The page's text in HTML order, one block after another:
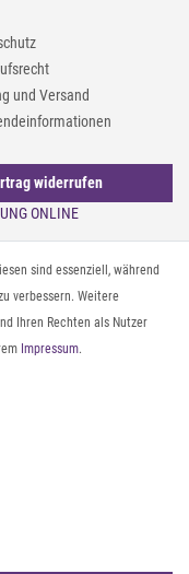
und Versand
widerrufen
ONLINE
& kürzen
& UV-Schutz
Material-Guide
richtig organisieren
sind essenziell, während
verbessern. Weitere
Ihren Rechten als Nutzer
Impressum.